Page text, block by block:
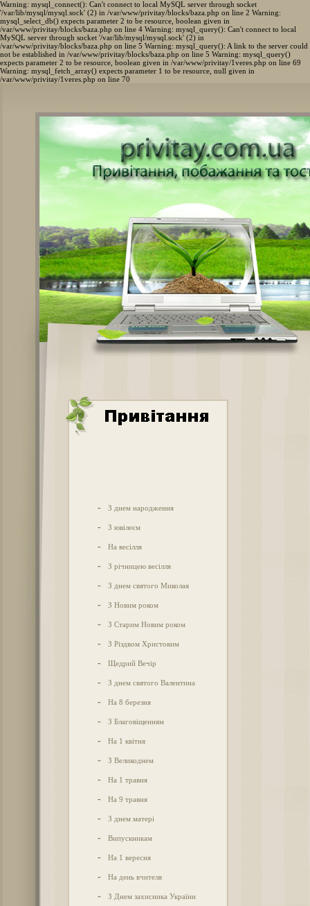
Warning: mysql_connect(): Can't connect to local MySQL server through socket
'/var/lib/mysql/mysql.sock' (2) in /var/www/privitay/blocks/baza.php on line 2 Warning:
mysql_select_db() expects parameter 2 to be resource, boolean given in
/var/www/privitay/blocks/baza.php on line 4 Warning: mysql_query(): Can't connect to local
MySQL server through socket '/var/lib/mysql/mysql.sock' (2) in
/var/www/privitay/blocks/baza.php on line 5 Warning: mysql_query(): A link to the server could
not be established in /var/www/privitay/blocks/baza.php on line 5 Warning: mysql_query()
expects parameter 2 to be resource, boolean given in /var/www/privitay/1veres.php on line 69
Warning: mysql_fetch_array() expects parameter 1 to be resource, null given in
/var/www/privitay/1veres.php on line 70
- З днем народження
- З ювілеєм
- На весілля
- З річницею весілля
- З днем святого Миколая
- З Новим роком
- З Старим Новим роком
- З Різдвом Христовим
- Щедрий Вечір
- З днем святого Валентина
- На 8 березня
- З Благовіщенням
- На 1 квітня
- З Великоднем
- На 1 травня
- На 9 травня
- З днем матері
- Випускникам
- На 1 вересня
- На день вчителя
- З Днем захисника України